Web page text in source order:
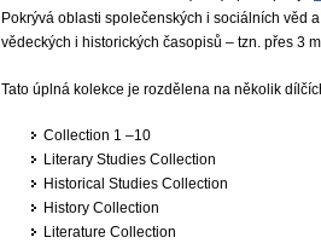
Pokrývá oblasti společenských i sociálních věd
vědeckých i historických časopisů – tzn. přes 3
Tato úplná kolekce je rozdělena na několik
Collection 1 –10
Literary Studies Collection
Historical Studies Collection
History Collection
Literature Collection